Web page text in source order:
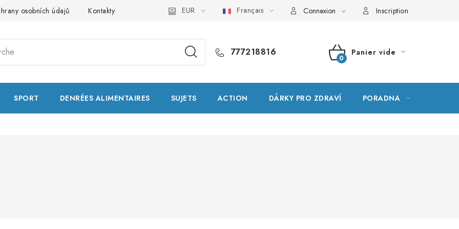
osobních údajů Kontakty Natural Health Store Glossaire Plan du site Ma commande
EUR Français Connexion Inscription
777218816
PANIER
Panier vide
SPORT DENRÉES ALIMENTAIRES SUJETS ACTION DÁRKY PRO ZDRAVÍ PORADNA